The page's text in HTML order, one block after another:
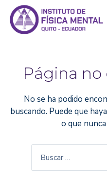
Página
No se ha podido
buscando. Puede que
o que